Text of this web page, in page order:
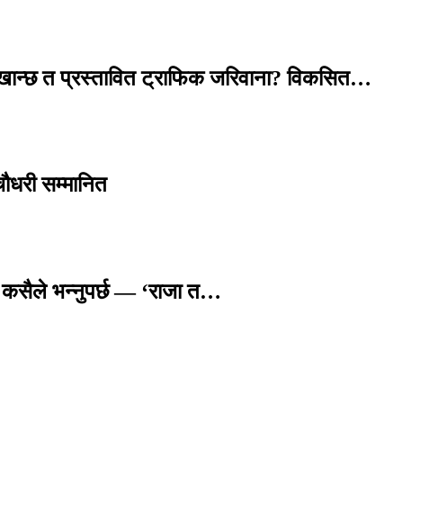
त प्रस्तावित ट्राफिक जरिवाना? विकसित…
सम्मानित
कसैले भन्नुपर्छ — ‘राजा त…